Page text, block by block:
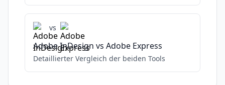
vs
Adobe InDesign vs Adobe Express
Detaillierter Vergleich der beiden Tools